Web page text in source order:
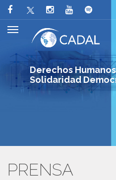
Derechos
Solidaridad
PRENSA